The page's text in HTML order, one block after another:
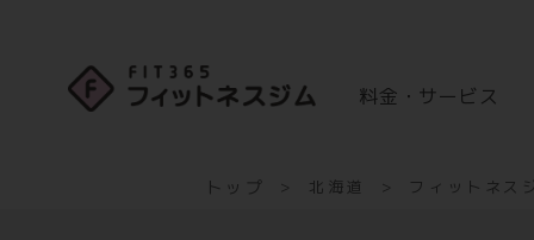
料金・サービス
トップ 北海道 フィットネ